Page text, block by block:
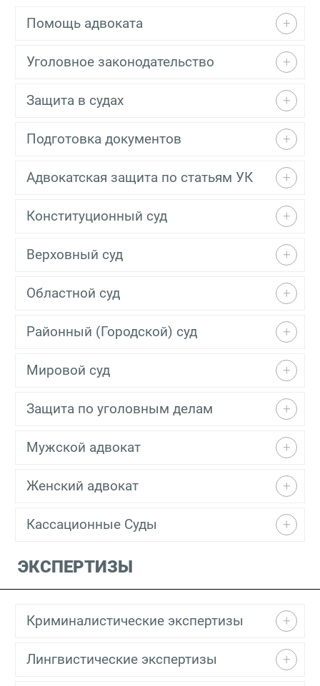
Помощь адвоката
Уголовное законодательство
Защита в судах
Подготовка документов
Адвокатская защита по статьям УК
Конституционный суд
Верховный суд
Областной суд
Районный (Городской) суд
Мировой суд
Защита по уголовным делам
Мужской адвокат
Женский адвокат
Кассационные Суды
ЭКСПЕРТИЗЫ
Криминалистические экспертизы
Лингвистические экспертизы